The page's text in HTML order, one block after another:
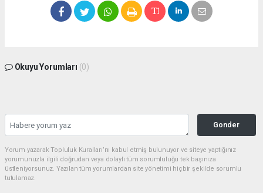
Okuyu Yorumları (0)
Gonder
Yorum yazarak Topluluk Kuralları’nı kabul etmiş bulunuyor ve siteye yaptığınız
yorumunuzla ilgili doğrudan veya dolaylı tüm sorumluluğu tek başınıza
üstleniyorsunuz. Yazılan tüm yorumlardan site yönetimi hiçbir şekilde sorumlu
tutulamaz.